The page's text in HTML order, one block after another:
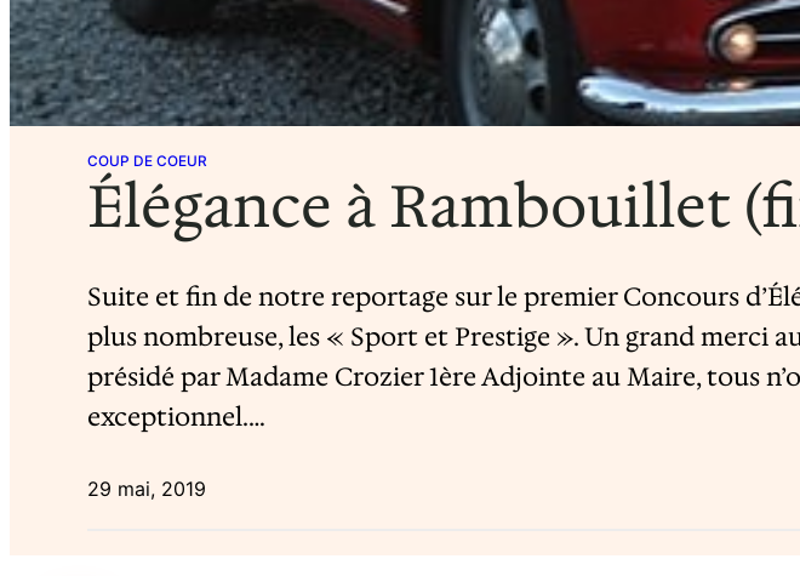
COUP DE COEUR
Élégance à Rambouillet
Suite et fin de notre reportage sur le premier Concours
plus nombreuse, les « Sport et Prestige ». Un grand merci
présidé par Madame Crozier 1ère Adjointe au Maire, tous
exceptionnel.…
29 mai, 2019